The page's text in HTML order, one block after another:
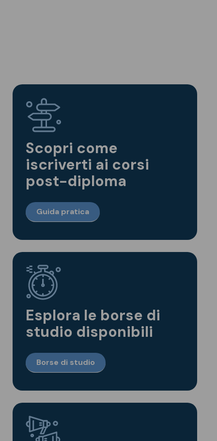
Scopri come
iscriverti ai corsi
post-diploma
Guida pratica
Esplora le borse di
studio disponibili
Borse di studio